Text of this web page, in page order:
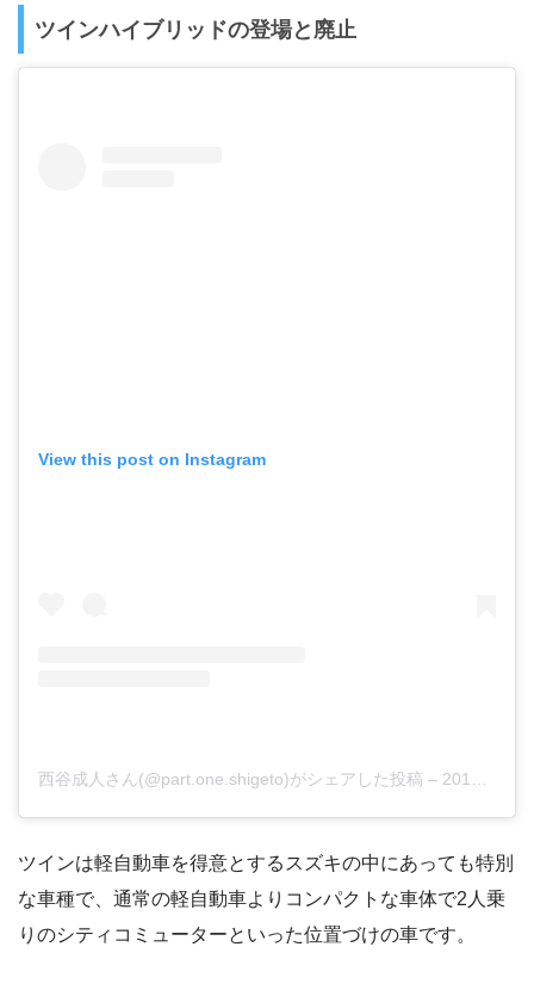
ツインハイブリッドの登場と廃止
View this post on Instagram
西谷成人さん(@part.one.shigeto)がシェアした投稿 – 2019年 3月月22日午後8時22分PDT
ツインは軽自動車を得意とするスズキの中にあっても特別
な車種で、通常の軽自動車よりコンパクトな車体で2人乗
りのシティコミューターといった位置づけの車です。